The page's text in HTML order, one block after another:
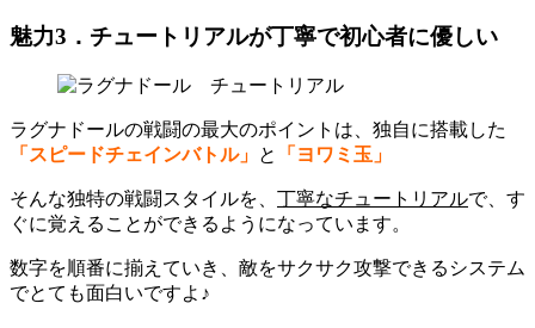
魅力3．チュートリアルが丁寧で初心者に優しい
ラグナドールの戦闘の最大のポイントは、独自に搭載した
「スピードチェインバトル」 と 「ヨワミ玉」
そんな独特の戦闘スタイルを、 丁寧なチュートリアルで、す
ぐに覚えることができるようになっています。
数字を順番に揃えていき、敵をサクサク攻撃できるシステム
でとても面白いですよ♪